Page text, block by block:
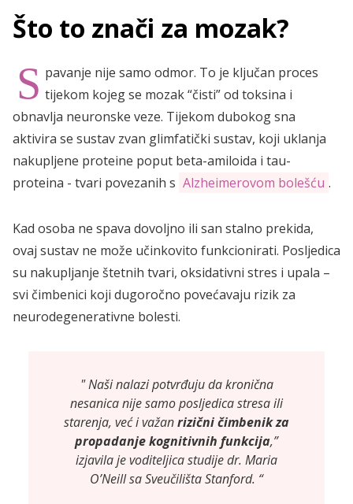
Što to znači za mozak?
S pavanje nije samo odmor. To je ključan proces
tijekom kojeg se mozak “čisti” od toksina i
obnavlja neuronske veze. Tijekom dubokog sna
aktivira se sustav zvan glimfatički sustav, koji uklanja
nakupljene proteine poput beta-amiloida i tau-
proteina - tvari povezanih s Alzheimerovom bolešću .
Kad osoba ne spava dovoljno ili san stalno prekida,
ovaj sustav ne može učinkovito funkcionirati. Posljedica
su nakupljanje štetnih tvari, oksidativni stres i upala –
svi čimbenici koji dugoročno povećavaju rizik za
neurodegenerativne bolesti.
" Naši nalazi potvrđuju da kronična
nesanica nije samo posljedica stresa ili
starenja, već i važanrizični čimbenik za
propadanje kognitivnih funkcija,”
izjavila je voditeljica studije dr. Maria
O’Neill sa Sveučilišta Stanford. “